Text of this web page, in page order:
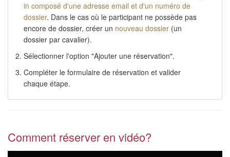
in composé d'une adresse email et d'un numéro de
dossier. Dans le cas où le participant ne possède pas
encore de dossier, créer un nouveau dossier (un
dossier par cavalier).
Sélectionner l'option "Ajouter une réservation".
Compléter le formulaire de réservation et valider
chaque étape.
Comment réserver en vidéo?